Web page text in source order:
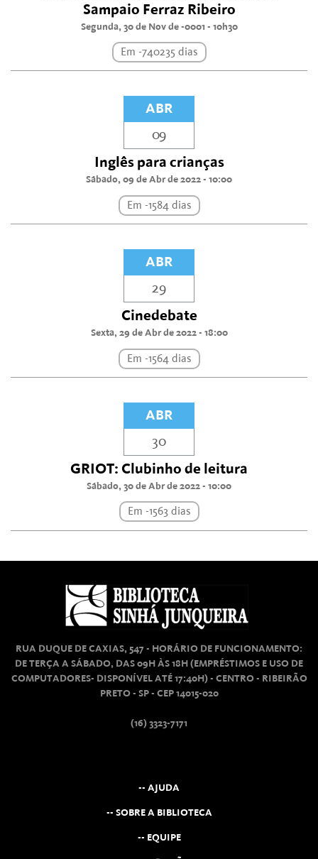
Sampaio Ferraz Ribeiro
Segunda, 30 de Nov de -0001 - 10h30
Em -740235 dias
ABR
09
Inglês para crianças
Sábado, 09 de Abr de 2022 - 10:00
Em -1584 dias
ABR
29
Cinedebate
Sexta, 29 de Abr de 2022 - 18:00
Em -1564 dias
ABR
30
GRIOT: Clubinho de leitura
Sábado, 30 de Abr de 2022 - 10:00
Em -1563 dias
RUA DUQUE DE CAXIAS, 547 - HORÁRIO DE FUNCIONAMENTO:
DE TERÇA A SÁBADO, DAS 09H ÀS 18H (EMPRÉSTIMOS E USO DE
COMPUTADORES- DISPONÍVEL ATÉ 17:40H) - CENTRO - RIBEIRÃO
PRETO - SP - CEP 14015-020
(16) 3323-7171
-- AJUDA
-- SOBRE A BIBLIOTECA
-- EQUIPE